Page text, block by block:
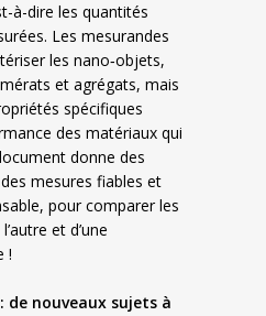
à-dire les quantités
Les mesurandes
les nano‑objets,
et agrégats, mais
spécifiques
des matériaux qui
donne des
mesures fiables et
pour comparer les
et d’une
!
de nouveaux sujets à